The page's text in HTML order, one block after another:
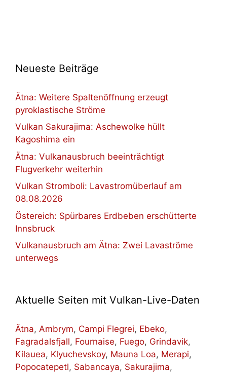
Neueste Beiträge
Ätna: Weitere Spaltenöffnung erzeugt
pyroklastische Ströme
Vulkan Sakurajima: Aschewolke hüllt
Kagoshima ein
Ätna: Vulkanausbruch beeinträchtigt
Flugverkehr weiterhin
Vulkan Stromboli: Lavastromüberlauf am
08.08.2026
Östereich: Spürbares Erdbeben erschütterte
Innsbruck
Vulkanausbruch am Ätna: Zwei Lavaströme
unterwegs
Aktuelle Seiten mit Vulkan-Live-Daten
Ätna, Ambrym, Campi Flegrei, Ebeko,
Fagradalsfjall, Fournaise, Fuego, Grindavik,
Kilauea, Klyuchevskoy, Mauna Loa, Merapi,
Popocatepetl, Sabancaya, Sakurajima,